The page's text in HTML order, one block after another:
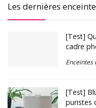
Les dernières
[Test]
cadre
Enceintes
[Test]
puristes